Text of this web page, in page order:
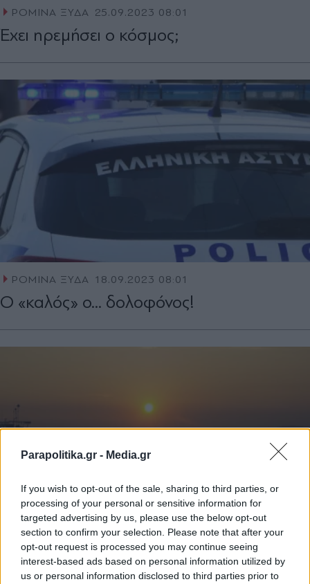
Parapolitika.gr - Media.gr
If you wish to opt-out of the sale, sharing to third parties, or
processing of your personal or sensitive information for
targeted advertising by us, please use the below opt-out
section to confirm your selection. Please note that after your
opt-out request is processed you may continue seeing
interest-based ads based on personal information utilized by
us or personal information disclosed to third parties prior to
ΡΟΜΙΝΑ ΞΥΔΑ 25.09.2023 08:01
Έxει ηρεμήσει ο κόσμος;
ΡΟΜΙΝΑ ΞΥΔΑ 18.09.2023 08:01
Ο «καλός» ο... δολοφόνος!
ΡΟΜΙΝΑ ΞΥΔΑ 11.09.2023 08:58
Και όταν ξυπνήσω να είναι πάλι…